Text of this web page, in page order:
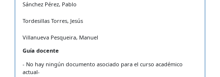
Sánchez Pérez, Pablo
Tordesillas Torres, Jesús
Villanueva Pesqueira, Manuel
Guía docente
- No hay ningún documento asociado para el curso académico
actual-